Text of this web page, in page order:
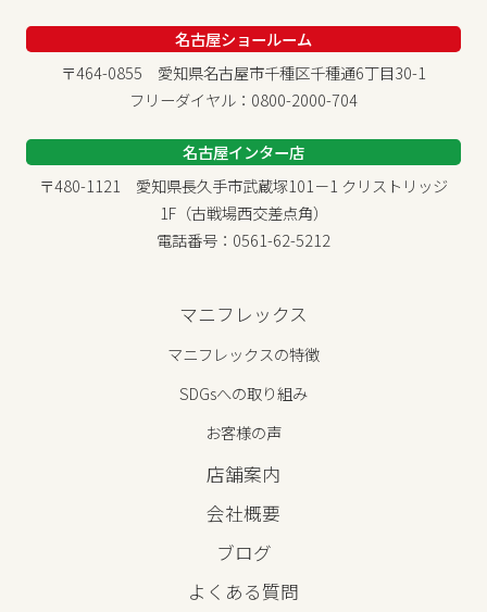
名古屋ショールーム
〒464-0855 愛知県名古屋市千種区千種通6丁目30-1
フリーダイヤル：0800-2000-704
名古屋インター店
〒480-1121 愛知県長久手市武蔵塚101－1 クリストリッジ
1F（古戦場西交差点角）
電話番号：0561-62-5212
マニフレックス
マニフレックスの特徴
SDGsへの取り組み
お客様の声
店舗案内
会社概要
ブログ
よくある質問